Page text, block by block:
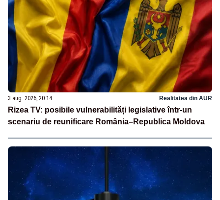
3 aug. 2026, 20:14 Realitatea din AUR
Rizea TV: posibile vulnerabilități legislative într-un
scenariu de reunificare România–Republica Moldova